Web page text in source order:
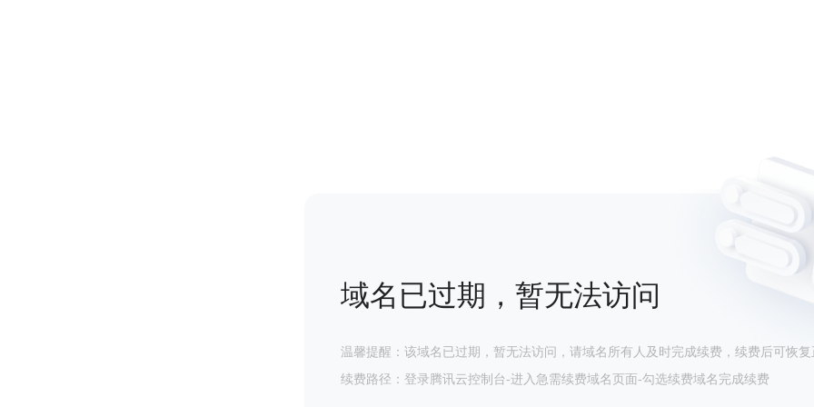
域名已过期，暂无法访问
温馨提醒：该域名已过期，暂无法访问，请域名所有人及时完成续费，续费后可恢复
续费路径：登录腾讯云控制台-进入急需续费域名页面-勾选续费域名完成续费